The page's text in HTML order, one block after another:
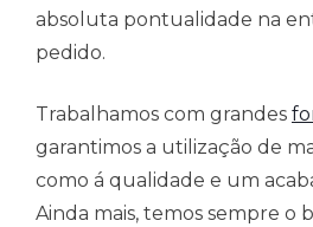
absoluta pontualidade na
pedido.
Trabalhamos com grandes
garantimos a utilização de
como á qualidade e um
Ainda mais, temos sempre o